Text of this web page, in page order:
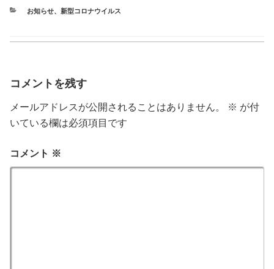
カ
リ
お知らせ、 新型コロナウイルス
コメントを残す
メールアドレスが公開されることはありません。 ※ が付
いている欄は必須項目です
コメント ※